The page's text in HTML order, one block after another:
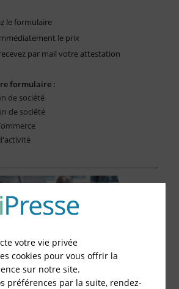
le formulaire
le prix
par mail votre attestation
formulaire :
de société
de société
votre vie privée
cookies pour vous offrir la
sur notre site.
préférences par la suite, rendez-